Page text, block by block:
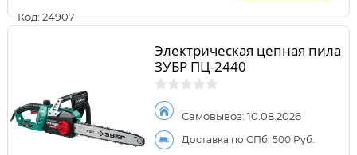
Код: 24907
Электрическая цепная пила
ЗУБР ПЦ-2440
Самовывоз: 10.08.2026
Доставка по СПб: 500 Руб.